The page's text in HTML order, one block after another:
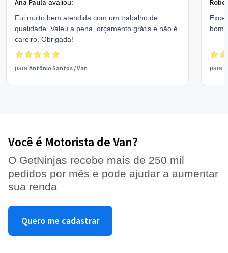
Ana Paula avaliou:
Fui muito bem atendida com um trabalho de
qualidade. Valeu a pena, orçamento grátis e não é
careiro. Obrigada!
para Antônio Santos /Van
bom
para
Você é Motorista de Van?
O GetNinjas recebe mais de 250 mil
pedidos por mês e pode ajudar a aumentar
sua renda
Quero me cadastrar